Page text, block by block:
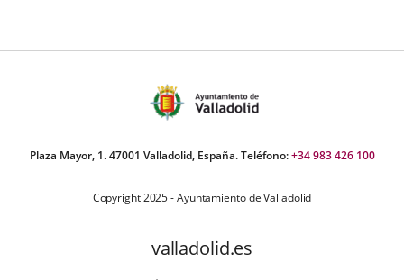
Plaza Mayor, 1. 47001 Valladolid, España. Teléfono:+34 983 426 100
Copyright 2025 - Ayuntamiento de Valladolid
valladolid.es